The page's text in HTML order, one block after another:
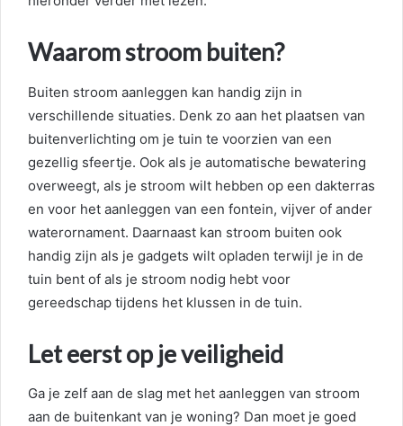
Waarom stroom buiten?
Buiten stroom aanleggen kan handig zijn in
verschillende situaties. Denk zo aan het plaatsen van
buitenverlichting om je tuin te voorzien van een
gezellig sfeertje. Ook als je automatische bewatering
overweegt, als je stroom wilt hebben op een dakterras
en voor het aanleggen van een fontein, vijver of ander
waterornament. Daarnaast kan stroom buiten ook
handig zijn als je gadgets wilt opladen terwijl je in de
tuin bent of als je stroom nodig hebt voor
gereedschap tijdens het klussen in de tuin.
Let eerst op je veiligheid
Ga je zelf aan de slag met het aanleggen van stroom
aan de buitenkant van je woning? Dan moet je goed